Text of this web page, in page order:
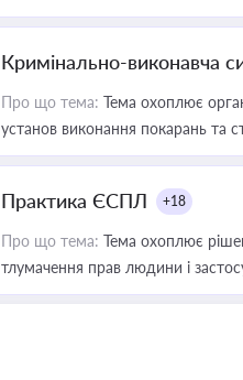
Кримінально-виконавча
Про що тема: Тема охоплює
установ виконання покарань та
Практика ЄСПЛ +18
Про що тема: Тема охоплює
тлумачення прав людини і